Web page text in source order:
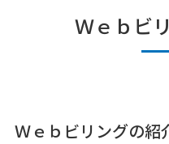
Ｗｅｂビ
Ｗｅｂビリングの紹